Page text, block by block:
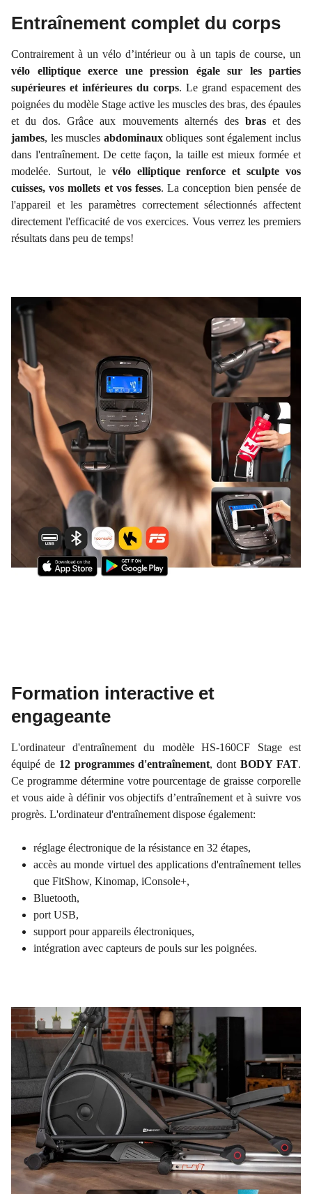
Entraînement complet du corps
Contrairement à un vélo d’intérieur ou à un tapis de course, un
vélo elliptique exerce une pression égale sur les parties
supérieures et inférieures du corps. Le grand espacement des
poignées du modèle Stage active les muscles des bras, des épaules
et du dos. Grâce aux mouvements alternés des braset des
jambes, les muscles abdominauxobliques sont également inclus
dans l'entraînement. De cette façon, la taille est mieux formée et
modelée. Surtout, le vélo elliptique renforce et sculpte vos
cuisses, vos mollets et vos fesses. La conception bien pensée de
l'appareil et les paramètres correctement sélectionnés affectent
directement l'efficacité de vos exercices. Vous verrez les premiers
résultats dans peu de temps!
Formation interactive et
engageante
L'ordinateur d'entraînement du modèle HS-160CF Stage est
équipé de 12 programmes d'entraînement, dontBODY FAT.
Ce programme détermine votre pourcentage de graisse corporelle
et vous aide à définir vos objectifs d’entraînement et à suivre vos
progrès. L'ordinateur d'entraînement dispose également:
réglage électronique de la résistance en 32 étapes,
accès au monde virtuel des applications d'entraînement telles
que FitShow, Kinomap, iConsole+,
Bluetooth,
port USB,
support pour appareils électroniques,
intégration avec capteurs de pouls sur les poignées.